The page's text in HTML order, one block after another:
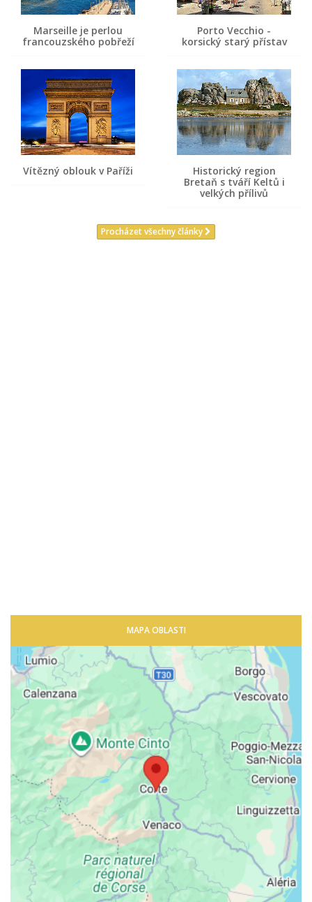
Marseille je perlou
francouzského pobřeží
Porto Vecchio -
korsický starý přístav
Vítězný oblouk v Paříži
Historický region
Bretaň s tváří Keltů i
velkých přílivů
Procházet všechny články
MAPA OBLASTI